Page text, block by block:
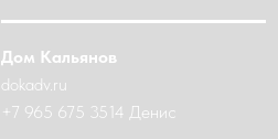
Дом Кальянов
dokadv.ru
+7 965 675 3514 Денис